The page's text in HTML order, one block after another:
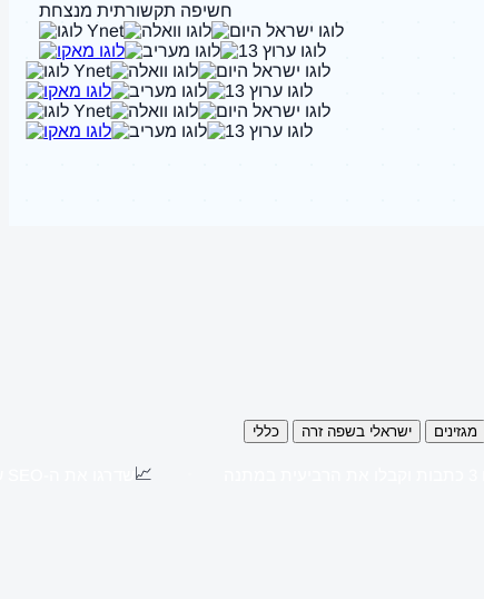
חשיפה תקשורתית מנצחת
מגזינים ישראלי בשפה זרה כללי
📈